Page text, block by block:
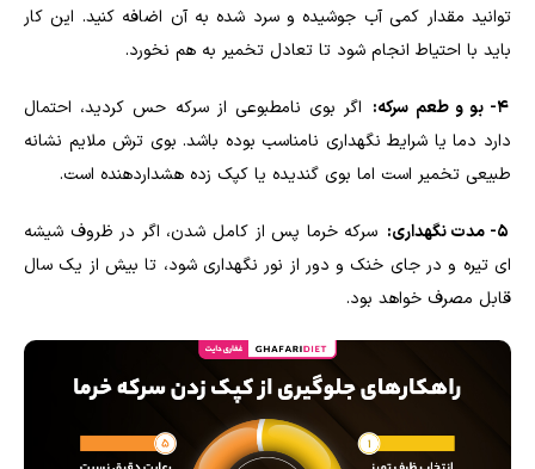
توانید مقدار کمی آب جوشیده و سرد شده به آن اضافه کنید. این کار
باید با احتیاط انجام شود تا تعادل تخمیر به هم نخورد.
4- بو و طعم سرکه:
اگر بوی نامطبوعی از سرکه حس کردید، احتمال
دارد دما یا شرایط نگهداری نامناسب بوده باشد. بوی ترش ملایم نشانه
طبیعی تخمیر است اما بوی گندیده یا کپک زده هشداردهنده است.
5- مدت نگهداری:
سرکه خرما پس از کامل شدن، اگر در ظروف شیشه
ای تیره و در جای خنک و دور از نور نگهداری شود، تا بیش از یک سال
قابل مصرف خواهد بود.